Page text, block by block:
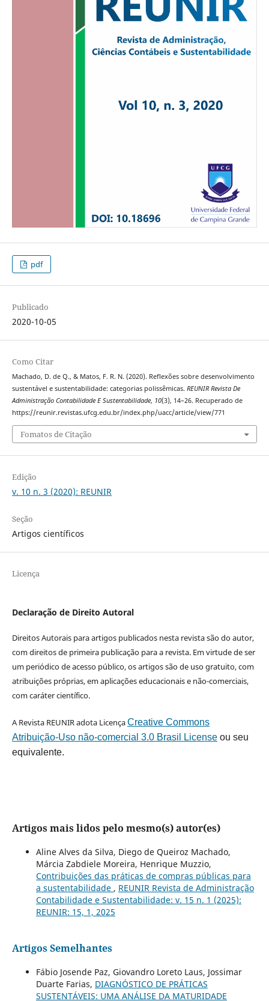
pdf
Publicado
2020-10-05
Como Citar
Machado, D. de Q., & Matos, F. R. N. (2020). Reflexões sobre desenvolvimento
sustentável e sustentabilidade: categorias polissêmicas. REUNIR Revista De
Administração Contabilidade E Sustentabilidade, 10(3), 14–26. Recuperado de
https://reunir.revistas.ufcg.edu.br/index.php/uacc/article/view/771
Fomatos de Citação
Edição
v. 10 n. 3 (2020): REUNIR
Seção
Artigos científicos
Licença
Declaração de Direito Autoral
Direitos Autorais para artigos publicados nesta revista são do autor,
com direitos de primeira publicação para a revista. Em virtude de ser
um periódico de acesso público, os artigos são de uso gratuito, com
atribuições próprias, em aplicações educacionais e não-comerciais,
com caráter científico.
A Revista REUNIR adota LicençaCreative Commons
Atribuição-Uso não-comercial 3.0 Brasil Licenseou seu
equivalente.
Artigos mais lidos pelo mesmo(s) autor(es)
Aline Alves da Silva, Diego de Queiroz Machado,
Márcia Zabdiele Moreira, Henrique Muzzio,
Contribuições das práticas de compras públicas para
a sustentabilidade , REUNIR Revista de Administração
Contabilidade e Sustentabilidade: v. 15 n. 1 (2025):
REUNIR: 15, 1, 2025
Artigos Semelhantes
Fábio Josende Paz, Giovandro Loreto Laus, Jossimar
Duarte Farias, DIAGNÓSTICO DE PRÁTICAS
SUSTENTÁVEIS: UMA ANÁLISE DA MATURIDADE